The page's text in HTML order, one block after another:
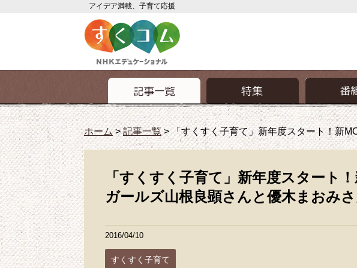
アイデア満載、子育て応援
ホーム>記事一覧>「すくすく子育て」新年度スタート！新
「すくすく子育て」新年度スタート
ガールズ山根良顕さんと優木まおみ
2016/04/10
すくすく子育て